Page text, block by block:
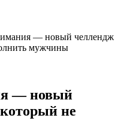
— новый челлендж
мужчины
— новый
не